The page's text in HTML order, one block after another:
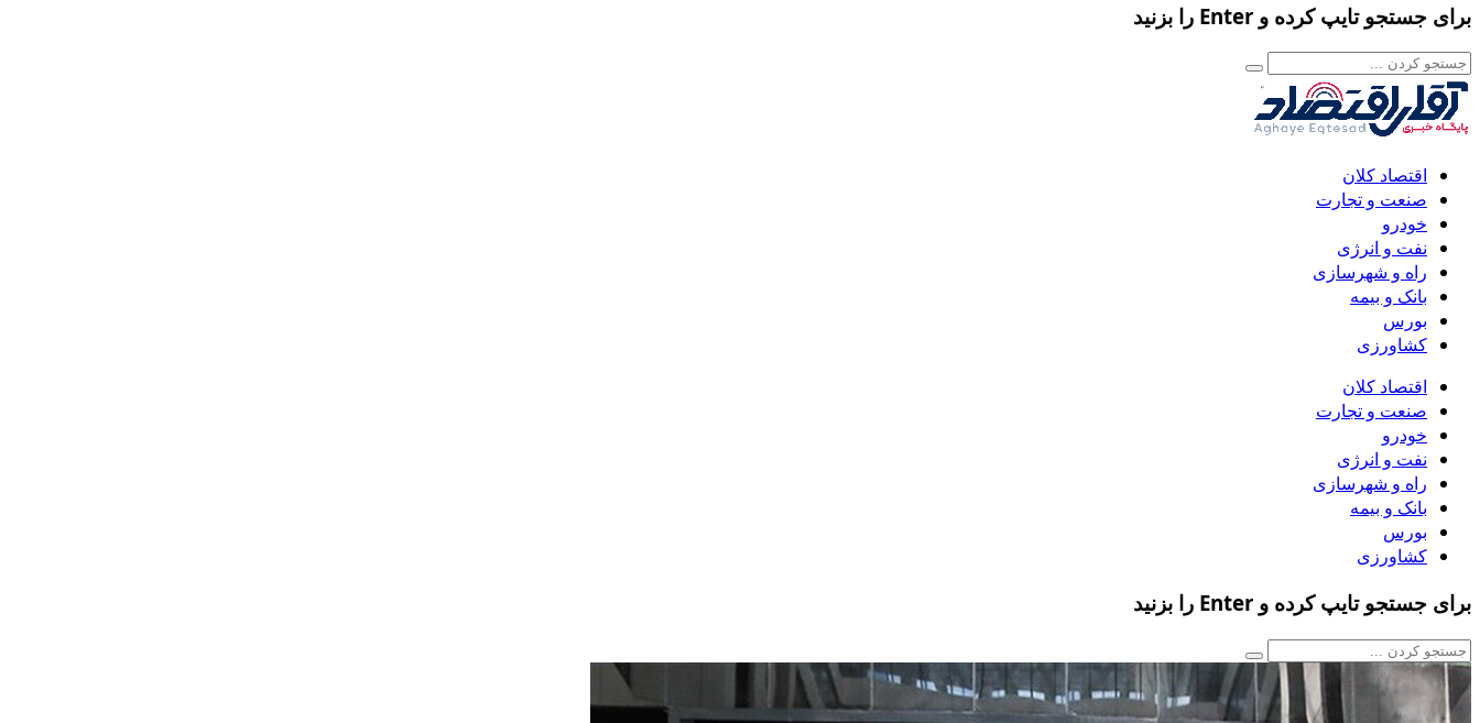
برای جستجو تایپ کرده و Enter را بزنید
اقتصاد کلان
صنعت و تجارت
خودرو
نفت و انرژی
راه و شهرسازی
بانک و بیمه
بورس
کشاورزی
اقتصاد کلان
صنعت و تجارت
خودرو
نفت و انرژی
راه و شهرسازی
بانک و بیمه
بورس
کشاورزی
برای جستجو تایپ کرده و Enter را بزنید